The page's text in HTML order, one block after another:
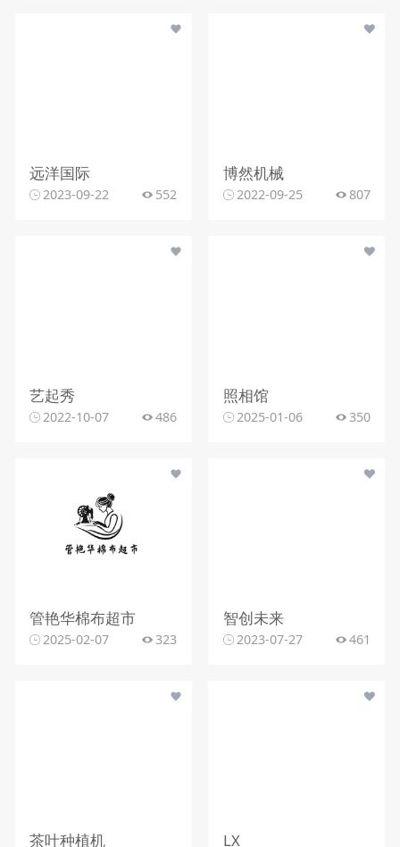
远洋国际
2023-09-22 552
博然机械
2022-09-25 807
艺起秀
2022-10-07 486
照相馆
2025-01-06 350
管艳华棉布超市
2025-02-07 323
智创未来
2023-07-27 461
茶叶种植机 LX